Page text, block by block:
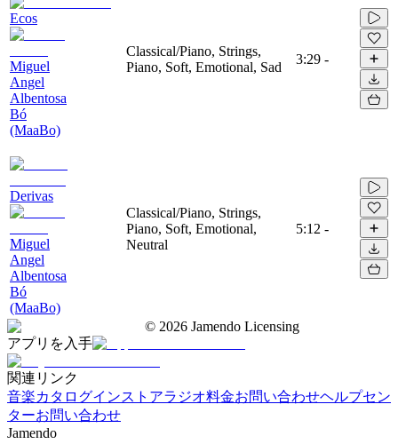
Ecos
Miguel
Angel
Albentosa
Bó
(MaaBo)
Classical/Piano, Strings,
Piano, Soft, Emotional, Sad
3:29 -
Derivas
Miguel
Angel
Albentosa
Bó
(MaaBo)
Classical/Piano, Strings,
Piano, Soft, Emotional,
Neutral
5:12 -
© 2026 Jamendo Licensing
アプリを入手
関連リンク
音楽カタログインストアラジオ料金お問い合わせヘルプセン
ターお問い合わせ
Jamendo